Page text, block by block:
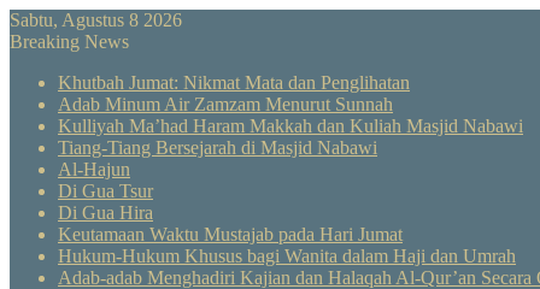
Sabtu, Agustus 8 2026
Breaking News
Khutbah Jumat: Nikmat Mata dan Penglihatan
Adab Minum Air Zamzam Menurut Sunnah
Kulliyah Ma’had Haram Makkah dan Kuliah Masjid Nabawi
Tiang-Tiang Bersejarah di Masjid Nabawi
Al-Hajun
Di Gua Tsur
Di Gua Hira
Keutamaan Waktu Mustajab pada Hari Jumat
Hukum-Hukum Khusus bagi Wanita dalam Haji dan Umrah
Adab-adab Menghadiri Kajian dan Halaqah Al-Qur’an Secara